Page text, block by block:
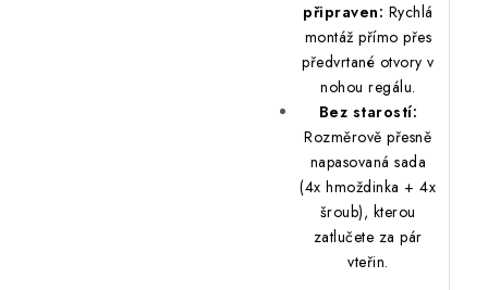
připraven: Rychlá
montáž přímo přes
předvrtané otvory v
nohou regálu.
Bez starostí:
Rozměrově přesně
napasovaná sada
(4x hmoždinka + 4x
šroub), kterou
zatlučete za pár
vteřin.